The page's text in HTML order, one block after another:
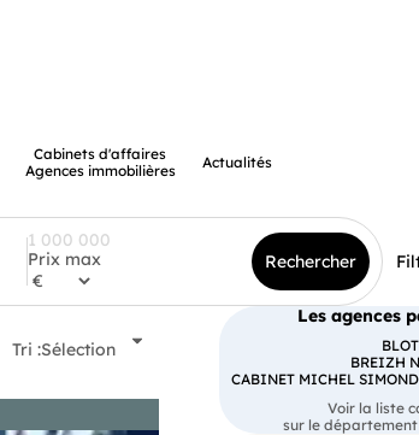
Cabinets d'affaires
Agences immobilières
Actualités
Prix max Rechercher
Tri :Sélection
Les agences
BLOT
BREIZH
CABINET MICHEL
Voir la liste
sur le